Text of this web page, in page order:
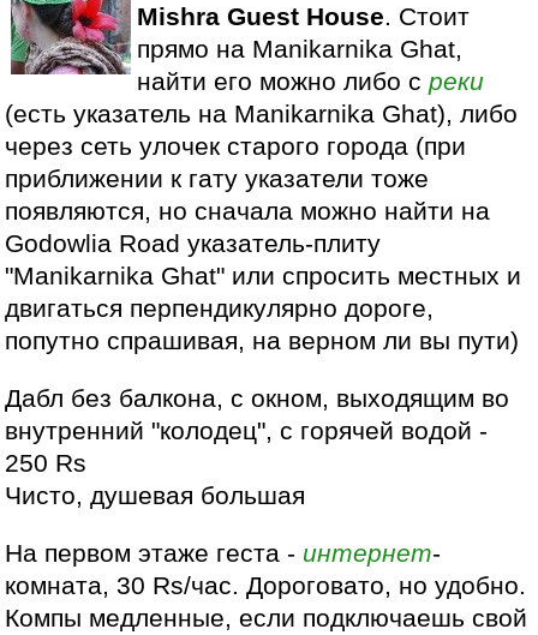
Mishra Guest House. Стоит
прямо на Manikarnika Ghat,
найти его можно либо среки
(есть указатель на Manikarnika Ghat), либо
через сеть улочек старого города (при
приближении к гату указатели тоже
появляются, но сначала можно найти на
Godowlia Road указатель-плиту
"Manikarnika Ghat" или спросить местных и
двигаться перпендикулярно дороге,
попутно спрашивая, на верном ли вы пути)
Дабл без балкона, с окном, выходящим во
внутренний "колодец", с горячей водой -
250 Rs
Чисто, душевая большая
На первом этаже геста - интернет-
комната, 30 Rs/час. Дороговато, но удобно.
Компы медленные, если подключаешь свой